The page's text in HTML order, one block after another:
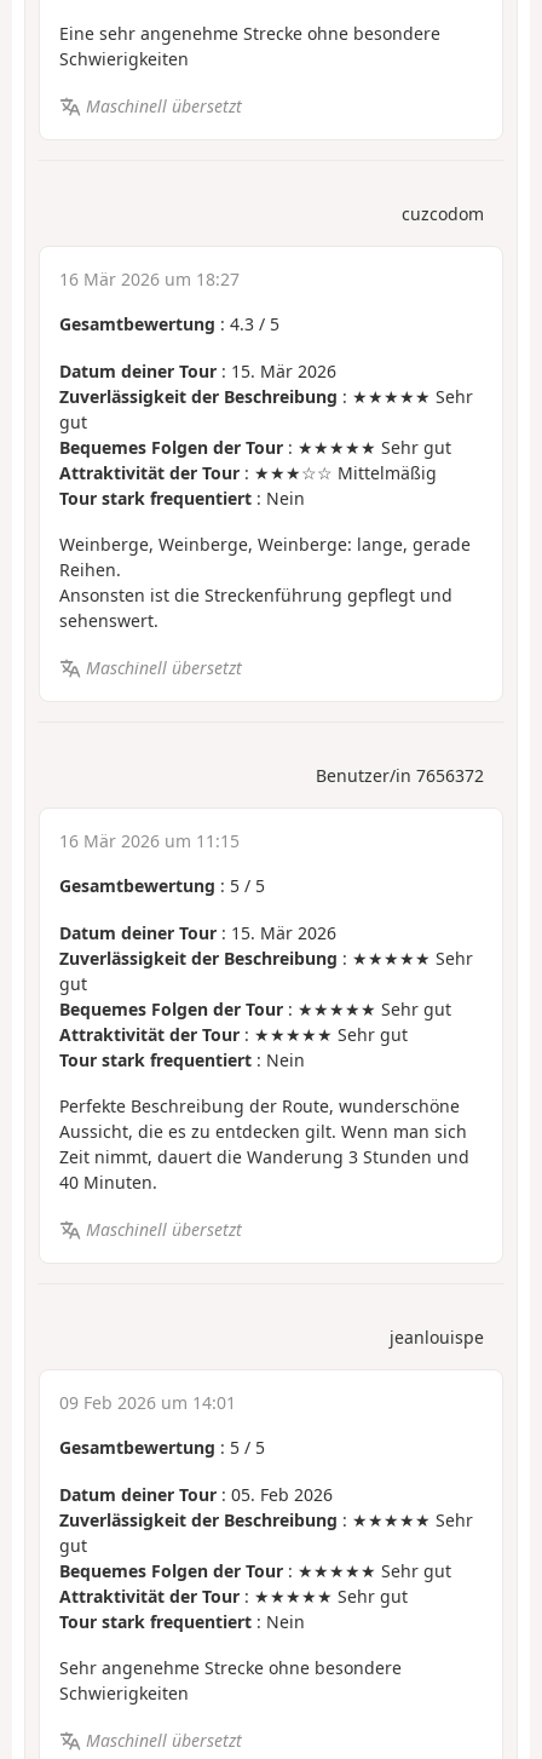
Eine sehr angenehme Strecke ohne besondere
Schwierigkeiten
Maschinell übersetzt
cuzcodom
16 Mär 2026 um 18:27
Gesamtbewertung : 4.3 / 5
Datum deiner Tour : 15. Mär 2026
Zuverlässigkeit der Beschreibung : ★★★★★ Sehr
gut
Bequemes Folgen der Tour : ★★★★★ Sehr gut
Attraktivität der Tour : ★★★☆☆ Mittelmäßig
Tour stark frequentiert : Nein
Weinberge, Weinberge, Weinberge: lange, gerade
Reihen.
Ansonsten ist die Streckenführung gepflegt und
sehenswert.
Maschinell übersetzt
Benutzer/in 7656372
16 Mär 2026 um 11:15
Gesamtbewertung : 5 / 5
Datum deiner Tour : 15. Mär 2026
Zuverlässigkeit der Beschreibung : ★★★★★ Sehr
gut
Bequemes Folgen der Tour : ★★★★★ Sehr gut
Attraktivität der Tour : ★★★★★ Sehr gut
Tour stark frequentiert : Nein
Perfekte Beschreibung der Route, wunderschöne
Aussicht, die es zu entdecken gilt. Wenn man sich
Zeit nimmt, dauert die Wanderung 3 Stunden und
40 Minuten.
Maschinell übersetzt
jeanlouispe
09 Feb 2026 um 14:01
Gesamtbewertung : 5 / 5
Datum deiner Tour : 05. Feb 2026
Zuverlässigkeit der Beschreibung : ★★★★★ Sehr
gut
Bequemes Folgen der Tour : ★★★★★ Sehr gut
Attraktivität der Tour : ★★★★★ Sehr gut
Tour stark frequentiert : Nein
Sehr angenehme Strecke ohne besondere
Schwierigkeiten
Maschinell übersetzt